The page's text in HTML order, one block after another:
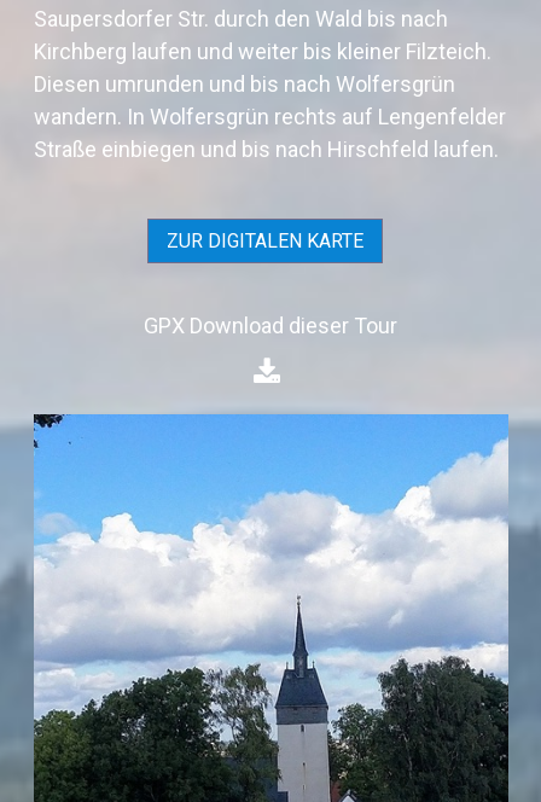
Saupersdorfer Str. durch den Wald bis nach
Kirchberg laufen und weiter bis kleiner Filzteich.
Diesen umrunden und bis nach Wolfersgrün
wandern. In Wolfersgrün rechts auf Lengenfelder
Straße einbiegen und bis nach Hirschfeld laufen.
ZUR DIGITALEN KARTE
GPX Download dieser Tour